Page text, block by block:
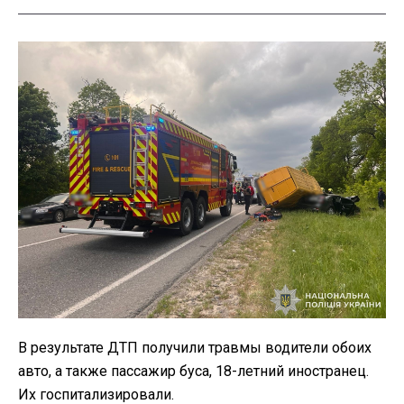
В результате ДТП получили травмы водители обоих
авто, а также пассажир буса, 18-летний иностранец.
Их госпитализировали.